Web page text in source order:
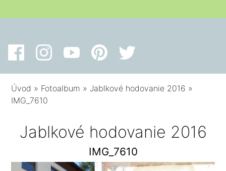
Úvod » Fotoalbum » Jablkové hodovanie 2016 »
IMG_7610
Jablkové hodovanie 2016
IMG_7610